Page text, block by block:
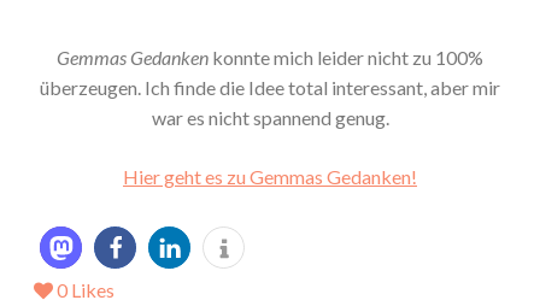
Gemmas Gedanken konnte mich leider nicht zu 100%
überzeugen. Ich finde die Idee total interessant, aber mir
war es nicht spannend genug.
Hier geht es zu Gemmas Gedanken!
0 Likes